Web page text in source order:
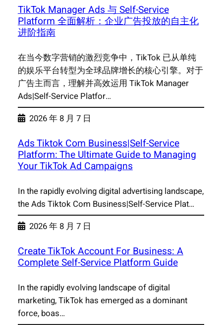
TikTok Manager Ads 与 Self-Service
Platform 全面解析：企业广告投放的自主化
进阶指南
在当今数字营销的激烈竞争中，TikTok 已从单纯
的娱乐平台转型为全球品牌增长的核心引擎。对于
广告主而言，理解并高效运用 TikTok Manager
Ads|Self-Service Platfor…
2026 年 8 月 7 日
Ads Tiktok Com Business|Self-Service
Platform: The Ultimate Guide to Managing
Your TikTok Ad Campaigns
In the rapidly evolving digital advertising landscape,
the Ads Tiktok Com Business|Self-Service Plat…
2026 年 8 月 7 日
Create TikTok Account For Business: A
Complete Self-Service Platform Guide
In the rapidly evolving landscape of digital
marketing, TikTok has emerged as a dominant
force, boas…